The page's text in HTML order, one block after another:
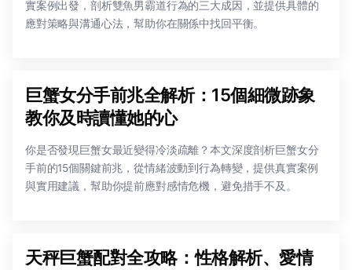
實案例出發，剖析雙魚男霸道行為的三大成因，並提供具體的
應對策略與溝通心法，幫助你在關係中找回平衡。
巨蟹女分手前兆全解析：15個細微跡象
教你及時讀懂她的心
你是否發現巨蟹女最近變得冷淡疏離？本文深度剖析巨蟹女分
手前的15個關鍵前兆，從情緒波動到行為轉變，提供真實案例
與實用建議，幫助你提前應對感情危機，避免措手不及。
天秤巨蟹配對全攻略：性格解析、愛情